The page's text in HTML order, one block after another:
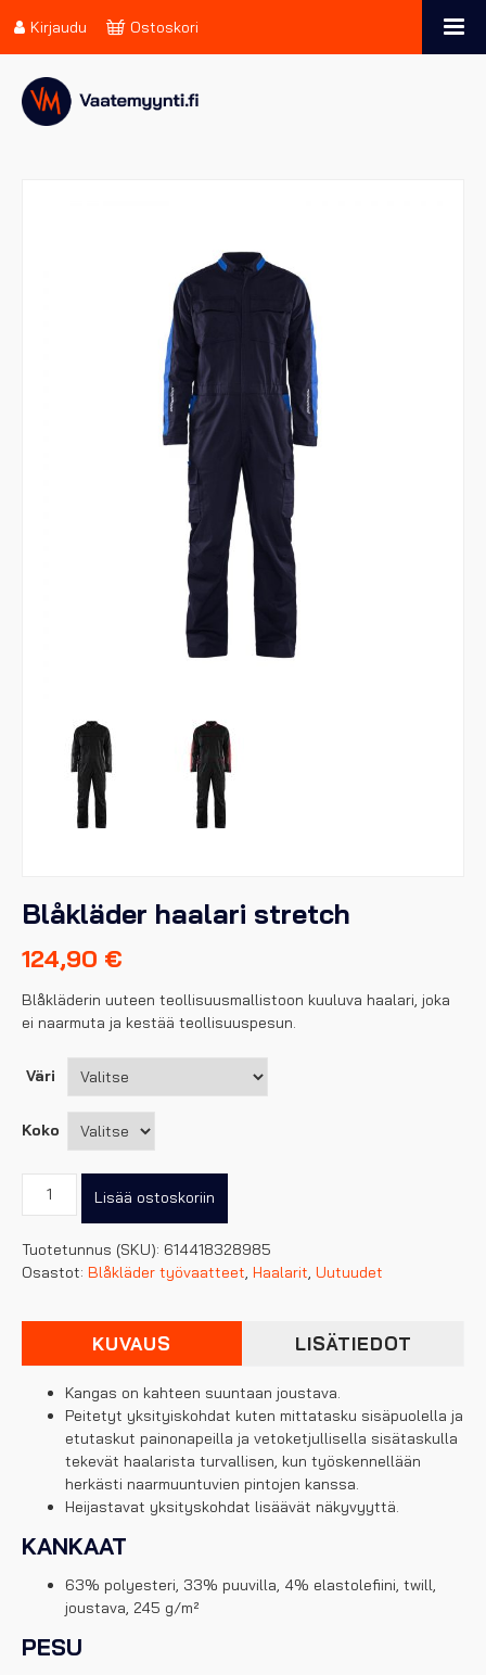
Blåkläder haalari stretch
124,90 €
Blåkläderin uuteen teollisuusmallistoon kuuluva haalari, joka
ei naarmuta ja kestää teollisuuspesun.
Väri
Koko
haalari
määrä
Lisää ostoskoriin
Tuotetunnus (SKU): 614418328985
Osastot: Blåkläder työvaatteet Haalarit Uutuudet
KUVAUS LISÄTIEDOT
Kangas on kahteen suuntaan joustava.
Peitetyt yksityiskohdat kuten mittatasku sisäpuolella ja
etutaskut painonapeilla ja vetoketjullisella sisätaskulla
tekevät haalarista turvallisen, kun työskennellään
herkästi naarmuuntuvien pintojen kanssa.
Heijastavat yksityskohdat lisäävät näkyvyyttä.
KANKAAT
63% polyesteri, 33% puuvilla, 4% elastolefiini, twill,
joustava, 245 g/m²
PESU
Kirjaudu Ostoskori